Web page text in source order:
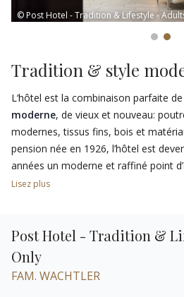
© Post Hotel - Tradition & Lifestyle -
Tradition & style
L‘hôtel est la combinaison parfaite de
moderne, de vieux et nouveau:
modernes, tissus fins, bois et
pension née en 1926, l’hôtel est
années un moderne et raffiné point
s’accorder purs moments de joie.
La famille Wachtler a crée unmilieu
design recherché et de luxe avec un
l’essentiel et au plus petit détail:
Lisez plus
Post Hotel - Tradition &
Only
FAM. WACHTLER